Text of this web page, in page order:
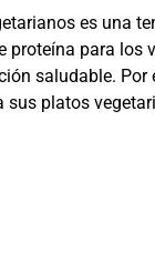
es una
proteína para los
saludable. Por
sus platos